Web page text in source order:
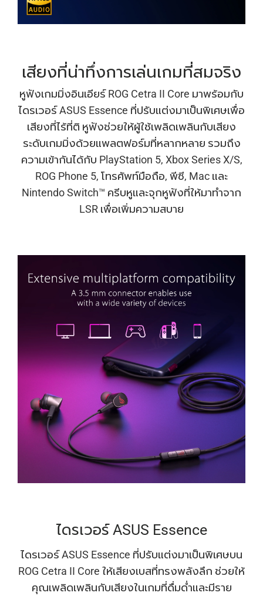
เสียงที่น่าทึ่งการเล่นเกมที่สมจริง
หูฟังเกมมิ่งอินเอียร์ ROG Cetra II Core มาพร้อมกับ
ไดรเวอร์ ASUS Essence ที่ปรับแต่งมาเป็นพิเศษเพื่อ
เสียงที่ไร้ที่ติ หูฟังช่วยให้ผู้ใช้เพลิดเพลินกับเสียง
ระดับเกมมิ่งด้วยแพลตฟอร์มที่หลากหลาย รวมถึง
ความเข้ากันได้กับ PlayStation 5, Xbox Series X/S,
ROG Phone 5, โทรศัพท์มือถือ, พีซี, Mac และ
Nintendo Switch™ ครีบหูและจุกหูฟังที่ให้มาทําจาก
LSR เพื่อเพิ่มความสบาย
ไดรเวอร์ ASUS Essence
ไดรเวอร์ ASUS Essence ที่ปรับแต่งมาเป็นพิเศษบน
ROG Cetra II Core ให้เสียงเบสที่ทรงพลังลึก ช่วยให้
คุณเพลิดเพลินกับเสียงในเกมที่ดื่มด่ําและมีราย